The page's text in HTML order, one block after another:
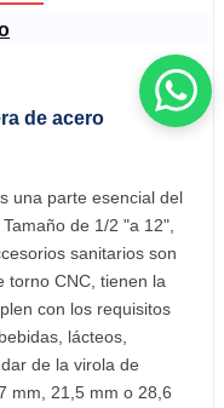
de acero
una parte esencial del
de 1/2 "a 12",
sanitarios son
torno CNC, tienen la
con los requisitos
lácteos,
de la virola de
mm, 21,5 mm o 28,6